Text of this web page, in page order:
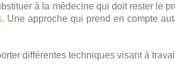
à la médecine qui doit rester le
. Une approche qui prend en compte
différentes techniques visant à